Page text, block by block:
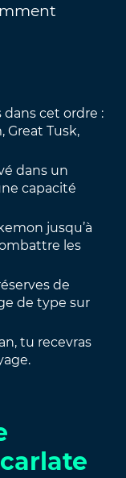
dans cet ordre :
Great Tusk,
dans un
capacité
jusqu’à
les
de
de type sur
tu recevras